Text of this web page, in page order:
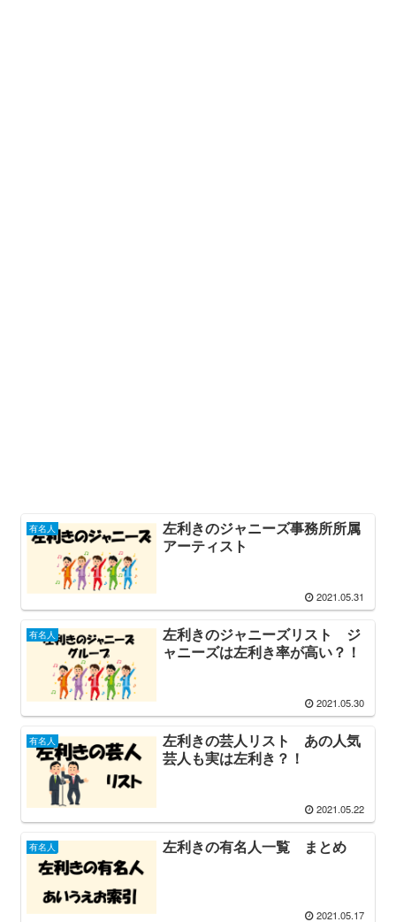
有名人
左利きのジャニーズ事務所所属
アーティスト
2021.05.31
有名人
左利きのジャニーズリスト ジ
ャニーズは左利き率が高い？！
2021.05.30
有名人
左利きの芸人リスト あの人気
芸人も実は左利き？！
2021.05.22
有名人 左利きの有名人一覧 まとめ
2021.05.17